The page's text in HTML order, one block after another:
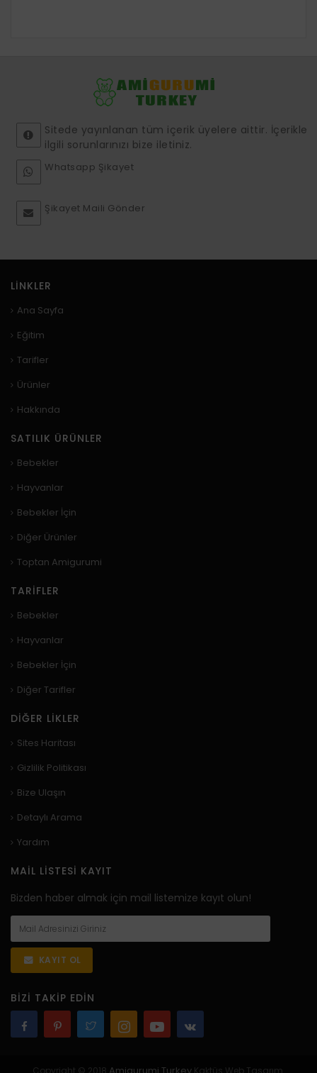
Sitede yayınlanan tüm içerik üyelere aittir. İçerikle
ilgili sorunlarınızı bize iletiniz.
Whatsapp Şikayet
Şikayet Maili Gönder
LINKLER
Ana Sayfa
Eğitim
Tarifler
Ürünler
Hakkında
SATILIK ÜRÜNLER
Bebekler
Hayvanlar
Bebekler İçin
Diğer Ürünler
Toptan Amigurumi
TARIFLER
Bebekler
Hayvanlar
Bebekler İçin
Diğer Tarifler
DIĞER LIKLER
Sites Haritası
Gizlilik Politikası
Bize Ulaşın
Detaylı Arama
Yardım
MAIL LISTESI KAYIT
Bizden haber almak için mail listemize kayıt olun!
KAYIT OL
BIZI TAKIP EDIN
Copyright © 2018 Kaktüs Web Tasarım.